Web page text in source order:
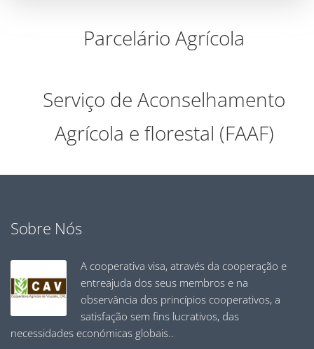
Parcelário Agrícola
Serviço de Aconselhamento
Agrícola e florestal (FAAF)
Sobre Nós
A cooperativa visa, através da cooperação e
entreajuda dos seus membros e na
observância dos princípios cooperativos, a
satisfação sem fins lucrativos, das
necessidades económicas globais..